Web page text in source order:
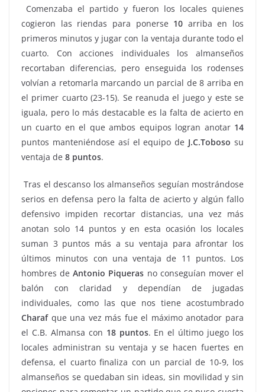
Comenzaba el partido y fueron los locales quienes
cogieron las riendas para ponerse 10 arriba en los
primeros minutos y jugar con la ventaja durante todo el
cuarto. Con acciones individuales los almanseños
recortaban diferencias, pero enseguida los rodenses
volvían a retomarla marcando un parcial de 8 arriba en
el primer cuarto (23-15). Se reanuda el juego y este se
iguala, pero lo más destacable es la falta de acierto en
un cuarto en el que ambos equipos logran anotar 14
puntos manteniéndose así el equipo de J.C.Toboso su
ventaja de 8 puntos.
Tras el descanso los almanseños seguían mostrándose
serios en defensa pero la falta de acierto y algún fallo
defensivo impiden recortar distancias, una vez más
anotan solo 14 puntos y en esta ocasión los locales
suman 3 puntos más a su ventaja para afrontar los
últimos minutos con una ventaja de 11 puntos. Los
hombres deAntonio Piqueras no conseguían mover el
balón con claridad y dependían de jugadas
individuales, como las que nos tiene acostumbrado
Charafque una vez más fue el máximo anotador para
el C.B. Almansa con 18 puntos. En el último juego los
locales administran su ventaja y se hacen fuertes en
defensa, el cuarto finaliza con un parcial de 10-9, los
almanseños se quedaban sin ideas, sin movilidad y sin